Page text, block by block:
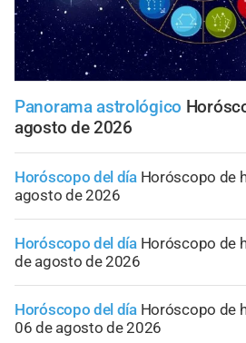
Panorama astrológico
agosto de 2026
Horóscopo del día Horóscopo de
agosto de 2026
Horóscopo del día Horóscopo de
de agosto de 2026
Horóscopo del día Horóscopo de
06 de agosto de 2026